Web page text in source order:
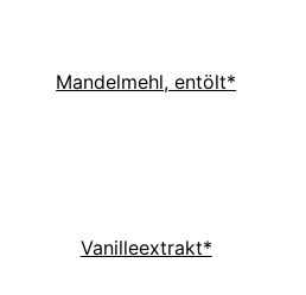
Mandelmehl, entölt*
Vanilleextrakt*